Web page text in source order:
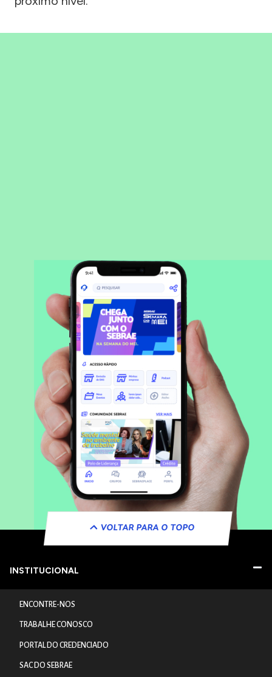
VOLTAR PARA O TOPO
INSTITUCIONAL
ENCONTRE-NOS
TRABALHE CONOSCO
PORTAL DO CREDENCIADO
SAC DO SEBRAE